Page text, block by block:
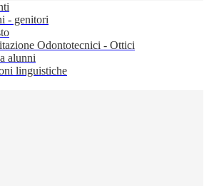
- genitori
Odontotecnici - Ottici
alunni
linguistiche